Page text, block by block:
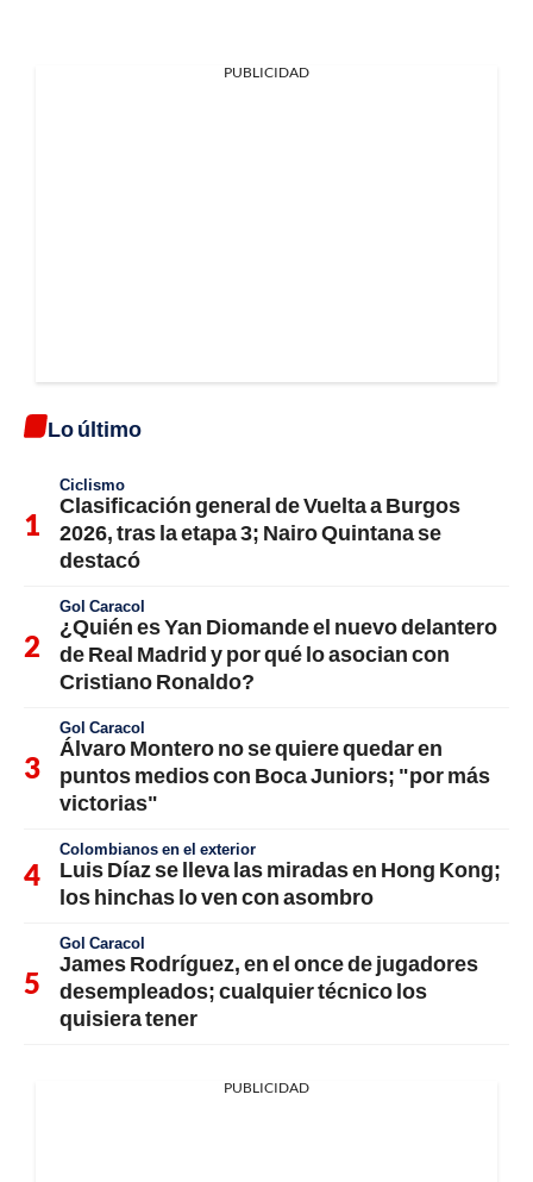
PUBLICIDAD
Lo último
Ciclismo
Clasificación general de Vuelta a Burgos
2026, tras la etapa 3; Nairo Quintana se
destacó
Gol Caracol
¿Quién es Yan Diomande el nuevo delantero
de Real Madrid y por qué lo asocian con
Cristiano Ronaldo?
Gol Caracol
Álvaro Montero no se quiere quedar en
puntos medios con Boca Juniors; "por más
victorias"
Colombianos en el exterior
Luis Díaz se lleva las miradas en Hong Kong;
los hinchas lo ven con asombro
Gol Caracol
James Rodríguez, en el once de jugadores
desempleados; cualquier técnico los
quisiera tener
PUBLICIDAD